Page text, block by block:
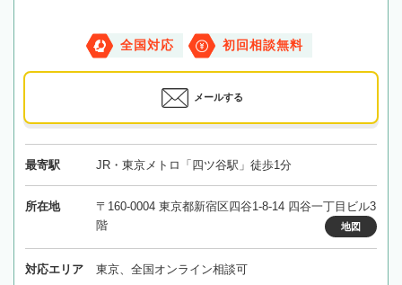
全国対応 初回相談無料
メールする
最寄駅 JR・東京メトロ「四ツ谷駅」徒歩1分
所在地
〒160-0004 東京都新宿区四谷1-8-14 四谷一丁目ビル3
階
地図
対応エリア 東京、全国オンライン相談可